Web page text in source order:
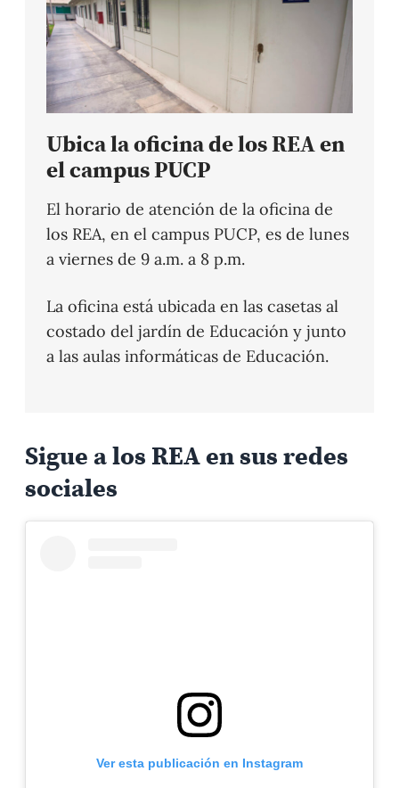
Ubica la oficina de los REA en
el campus PUCP
El horario de atención de la oficina de
los REA, en el campus PUCP, es de lunes
a viernes de 9 a.m. a 8 p.m.
La oficina está ubicada en las casetas al
costado del jardín de Educación y junto
a las aulas informáticas de Educación.
Sigue a los REA en sus redes
sociales
Ver esta publicación en Instagram